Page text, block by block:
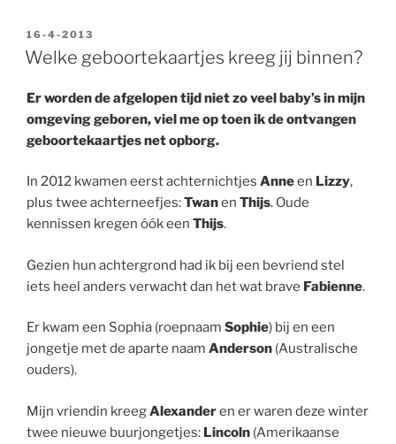
GEPLAATST
OP
16-4-2013
Welke geboortekaartjes kreeg jij binnen?
Er worden de afgelopen tijd niet zo veel baby’s in mijn
omgeving geboren, viel me op toen ik de ontvangen
geboortekaartjes net opborg.
In 2012 kwamen eerst achternichtjes Anneen Lizzy,
plus twee achterneefjes:Twanen Thijs. Oude
kennissen kregen óók een Thijs.
Gezien hun achtergrond had ik bij een bevriend stel
iets heel anders verwacht dan het wat brave Fabienne.
Er kwam een Sophia (roepnaam Sophie) bij en een
jongetje met de aparte naam Anderson (Australische
ouders).
Mijn vriendin kreegAlexanderen er waren deze winter
twee nieuwe buurjongetjes: Lincoln (Amerikaanse